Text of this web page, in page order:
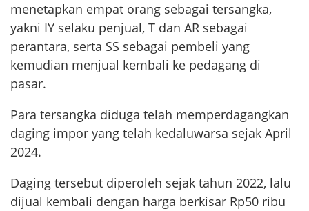
menetapkan empat orang sebagai tersangka,
yakni IY selaku penjual, T dan AR sebagai
perantara, serta SS sebagai pembeli yang
kemudian menjual kembali ke pedagang di
pasar.
Para tersangka diduga telah memperdagangkan
daging impor yang telah kedaluwarsa sejak April
2024.
Daging tersebut diperoleh sejak tahun 2022, lalu
dijual kembali dengan harga berkisar Rp50 ribu